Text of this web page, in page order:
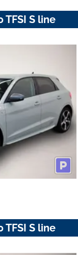
TFSI S line
TFSI S line